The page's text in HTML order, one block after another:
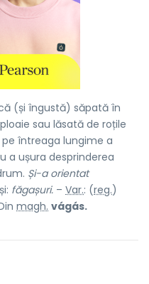
(și îngustă) săpată în
sau lăsată de roțile
întreaga lungime a
a ușura desprinderea
Și-a orientat
și: făgașuri. – Var.: (reg.)
magh. vágás.